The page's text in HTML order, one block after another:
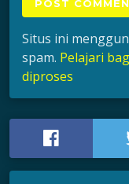
Situs ini
spam. Pelajari
diproses